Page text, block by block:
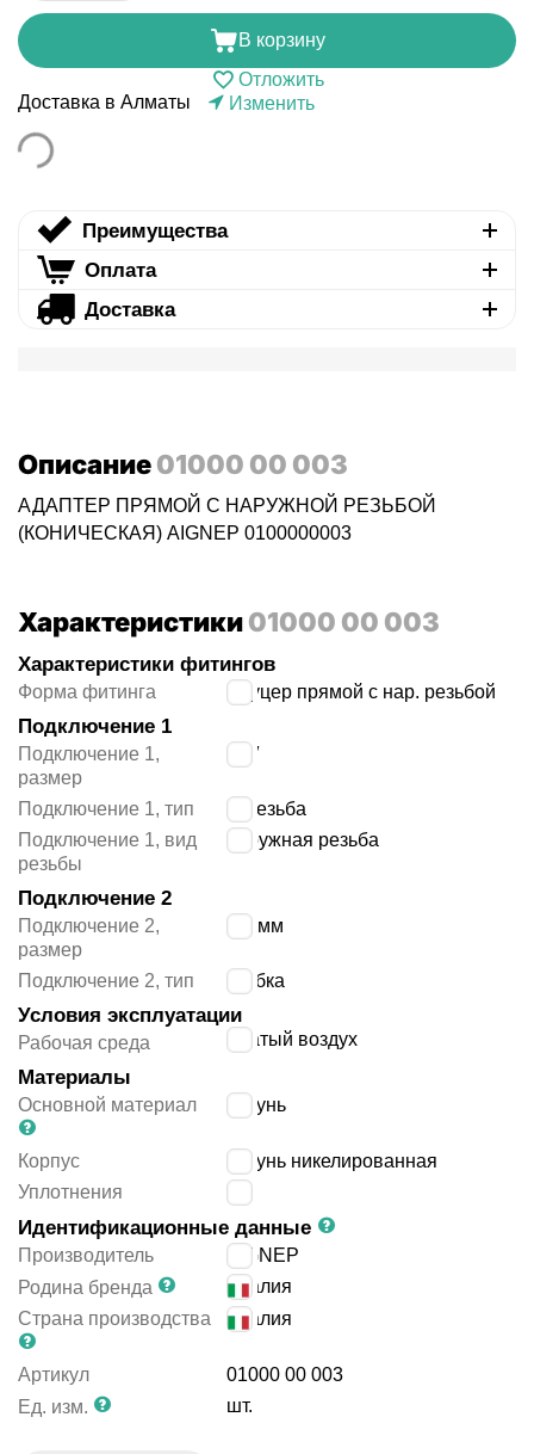
В корзину
Отложить
Доставка в Алматы
Изменить
Преимущества
Оплата
Доставка
Описание01000 00 003
АДАПТЕР ПРЯМОЙ С НАРУЖНОЙ РЕЗЬБОЙ
(КОНИЧЕСКАЯ) AIGNEP 0100000003
Характеристики01000 00 003
Характеристики фитингов
Форма фитинга штуцер прямой с нар. резьбой
Подключение 1
Подключение 1,
размер
1/8″
Подключение 1, тип
R резьба
Подключение 1, вид
резьбы
наружная резьба
Подключение 2
Подключение 2,
размер
6/4 мм
Подключение 2, тип трубка
Условия эксплуатации
Рабочая среда сжатый воздух
Материалы
Основной материал латунь
Корпус
латунь никелированная
Уплотнения
Идентификационные данные
Производитель
AIGNEP
Родина бренда
Италия
Страна производства
Италия
Артикул
01000 00 003
Ед. изм.
шт.